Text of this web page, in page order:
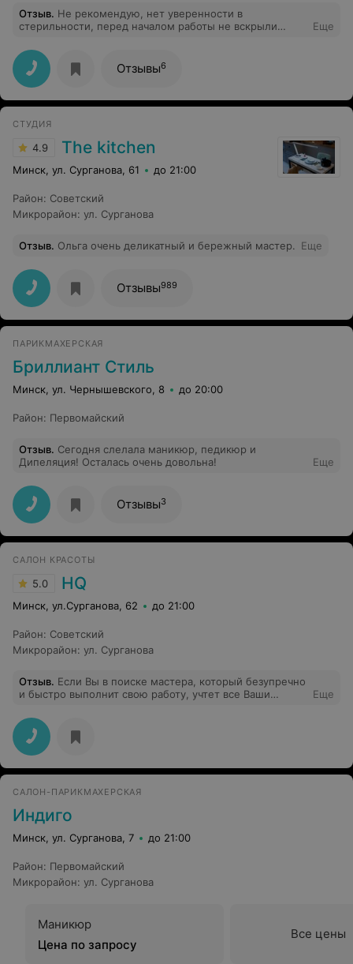
Отзыв. Не рекомендую, нет уверенности в
стерильности, перед началом работы не вскрыли
просто достали их. По работе достаточно аккуратно и
быстро, но я записывалась на аппаратный/
комбинированный, сделали обычный классический
обрезной. Был сюрприз с оплатой, она только
наличными, об этом при записи никто не предупредил
довольно доброжелательна, старалась. Но
впечатление от посещения отрицательное.
Еще
Отзывы6
СТУДИЯ
4.9 The kitchen
Минск, ул. Сурганова, 61 до 21:00
Район: Советский
Микрорайон: ул. Сурганова
Отзыв. Ольга очень деликатный и бережный мастер. Еще
Отзывы989
ПАРИКМАХЕРСКАЯ
Бриллиант Стиль
Минск, ул. Чернышевского, 8 до 20:00
Район: Первомайский
Отзыв. Сегодня слелала маникюр, педикюр и
Дипеляция! Осталась очень довольна!
Еще
Отзывы3
САЛОН КРАСОТЫ
5.0 HQ
Минск, ул.Сурганова, 62 до 21:00
Район: Советский
Микрорайон: ул. Сурганова
Отзыв. Если Вы в поиске мастера, который безупречно
и быстро выполнит свою работу, учтет все Ваши
Еще
CАЛОН-ПАРИКМАХЕРСКАЯ
Индиго
Минск, ул. Сурганова, 7 до 21:00
Район: Первомайский
Микрорайон: ул. Сурганова
Маникюр
Цена по запросу
Все цены